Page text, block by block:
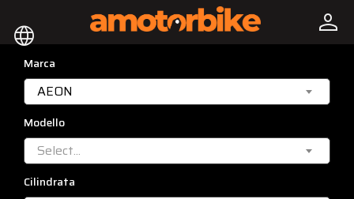
language person
Marca
AEON
Modello
Select...
Cilindrata